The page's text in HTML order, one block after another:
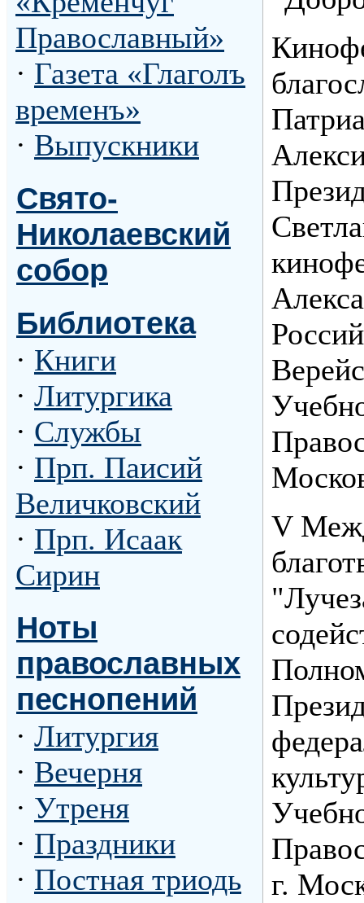
Православный»
· Газета «Глаголъ
временъ»
· Выпускники
Свято-
Николаевский
собор
Библиотека
· Книги
· Литургика
· Службы
· Прп. Паисий
Величковский
· Прп. Исаак
Сирин
Ноты
православных
песнопений
· Литургия
· Вечерня
· Утреня
· Праздники
· Постная триодь
V
г.